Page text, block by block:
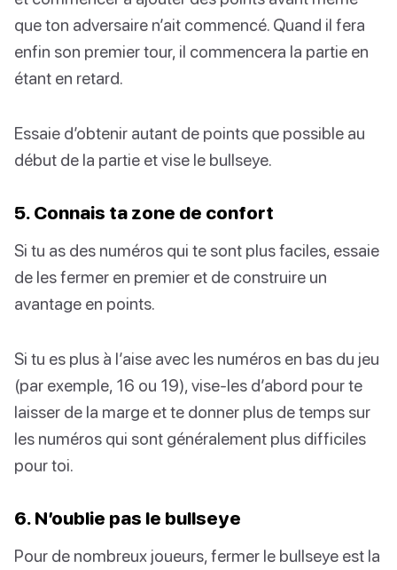
que ton adversaire n’ait commencé. Quand il fera
enfin son premier tour, il commencera la partie en
étant en retard.
Essaie d’obtenir autant de points que possible au
début de la partie et vise le bullseye.
5. Connais ta zone de confort
Si tu as des numéros qui te sont plus faciles, essaie
de les fermer en premier et de construire un
avantage en points.
Si tu es plus à l’aise avec les numéros en bas du jeu
(par exemple, 16 ou 19), vise-les d’abord pour te
laisser de la marge et te donner plus de temps sur
les numéros qui sont généralement plus difficiles
pour toi.
6. N’oublie pas le bullseye
Pour de nombreux joueurs, fermer le bullseye est la